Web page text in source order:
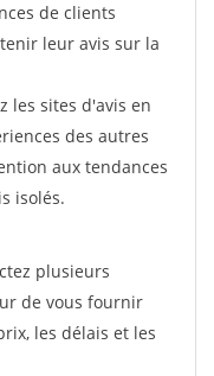
de clients
leur avis sur la
les sites d'avis en
des autres
aux tendances
isolés.
plusieurs
de vous fournir
les délais et les